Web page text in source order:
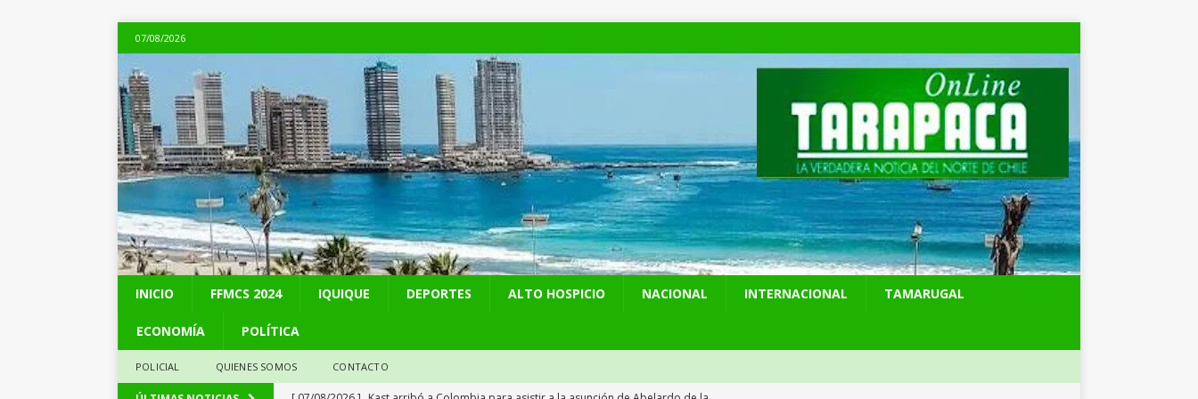
07/08/2026
INICIO FFMCS 2024 IQUIQUE DEPORTES ALTO HOSPICIO NACIONAL INTERNACIONAL TAMARUGAL
ECONOMÍA POLÍTICA
POLICIAL QUIENES SOMOS CONTACTO